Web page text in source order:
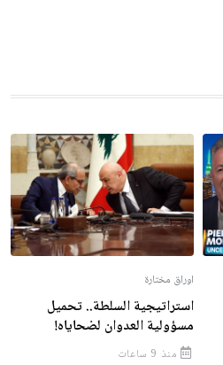
اوراق مختارة
استراتيجية السلطة.. تحميل
مسؤولية العدوان لضحاياه!
منذ 9 ساعات